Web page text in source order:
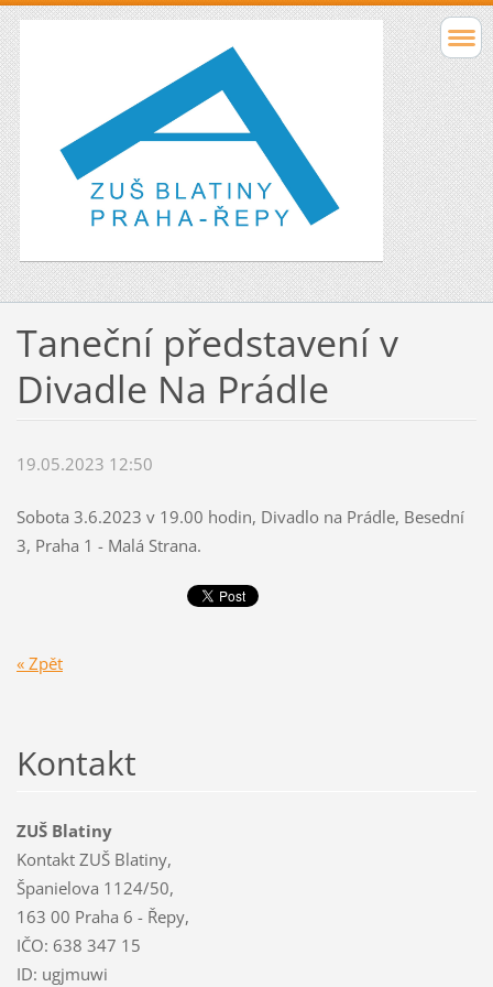
Taneční představení v
Divadle Na Prádle
19.05.2023 12:50
Sobota 3.6.2023 v 19.00 hodin, Divadlo na Prádle, Besední
3, Praha 1 - Malá Strana.
« Zpět
Kontakt
ZUŠ Blatiny
Kontakt ZUŠ Blatiny,
Španielova 1124/50,
163 00 Praha 6 - Řepy,
IČO: 638 347 15
ID: ugjmuwi